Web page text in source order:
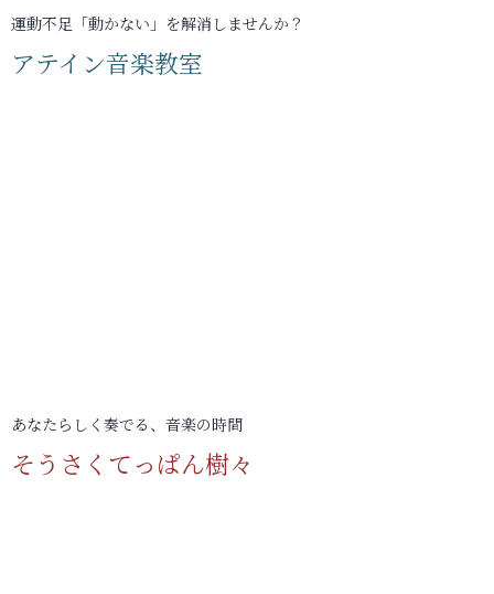
運動不足「動かない」を解消しませんか？
アテイン音楽教室
あなたらしく奏でる、音楽の時間
そうさくてっぱん樹々